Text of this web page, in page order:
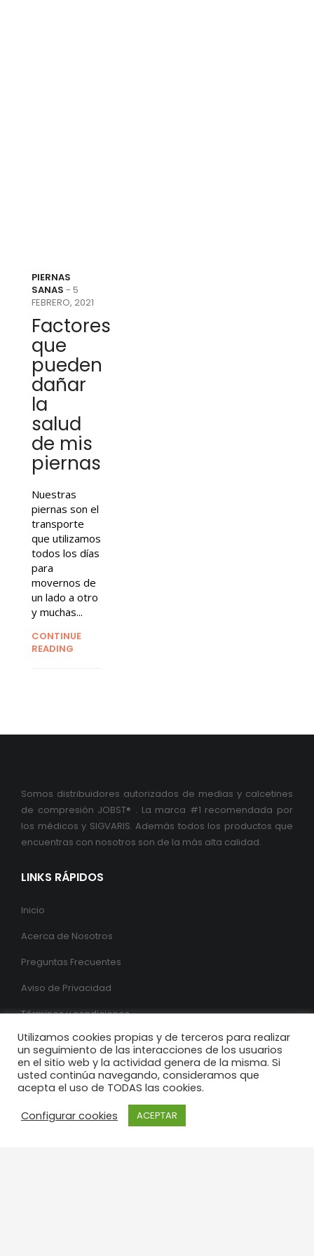
PIERNAS
SANAS - 5
FEBRERO, 2021
Factores
que
pueden
dañar
la
salud
de mis
piernas
Nuestras
piernas son el
transporte
que utilizamos
todos los días
para
movernos de
un lado a otro
y muchas...
CONTINUE
READING
Somos distribuidores autorizados de medias y calcetines
de compresión JOBST® . La marca #1 recomendada por
los médicos y SIGVARIS. Además todos los productos que
encuentras con nosotros son de la más alta calidad.
LINKS RÁPIDOS
Inicio
Acerca de Nosotros
Preguntas Frecuentes
Aviso de Privacidad
Términos y condiciones
Contacto
SÍGUENOS
¿Quieres conocer nuestros descuentos y promociones?
Síguenos en nuestras redes sociales, además únete a
Utilizamos cookies propias y de terceros para realizar
un seguimiento de las interacciones de los usuarios
en el sitio web y la actividad genera de la misma. Si
usted continúa navegando, consideramos que
acepta el uso de TODAS las cookies.
Configurar cookies
ACEPTAR